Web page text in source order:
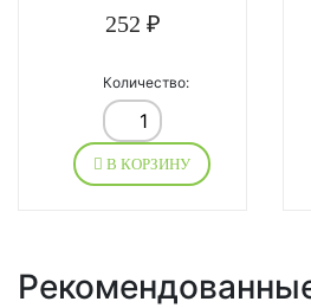
252 ₽
Количество:
В КОРЗИНУ